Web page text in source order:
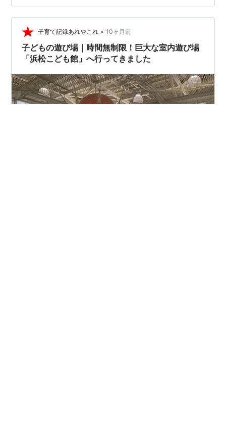
あるこまきこども未来館の体験レポはこちら↓ 相変わら
ずここはすごいですね。 近くにあったらどれだけ助かる
か。 去年もドはまりだ…
子育て記録あれやこれ • 10ヶ月前
子どもの遊び場｜時間無制限！巨大な室内遊び場
「浜松こども館」へ行ってきました